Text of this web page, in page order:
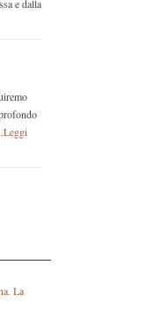
e dalla
Leggi
La